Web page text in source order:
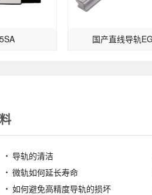
国产直线导轨
导轨的清洁
微轨如何延长寿命
如何避免高精度导轨的损坏